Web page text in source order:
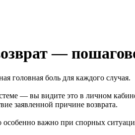
—
головная боль для каждого случая.
— вы видите это в личном
заявленной причине возврата.
важно при спорных